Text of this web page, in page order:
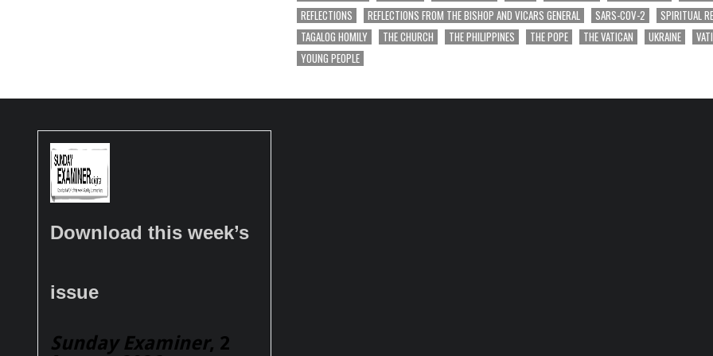
REFLECTIONS
REFLECTIONS FROM THE BISHOP AND VICARS GENERAL SARS-COV-2 SPIRITUAL
TAGALOG HOMILY
THE CHURCH THE PHILIPPINES THE POPE THE VATICAN UKRAINE
YOUNG PEOPLE
Download this week’s
issue
Sunday Examiner, 2